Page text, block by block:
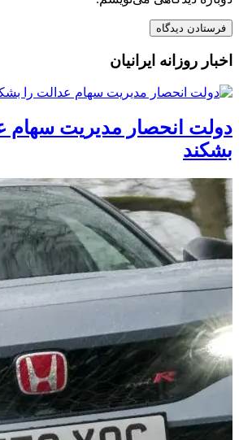
اخبار روزانه ایرانیان
دولت انحصار مدیریت سهام
بشکند